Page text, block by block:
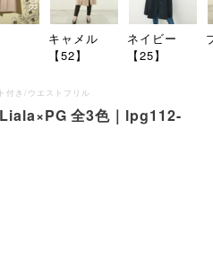
キャメル
【52】
ネイビー
【25】
付き/ウエストフリル
全3色｜lpg112-